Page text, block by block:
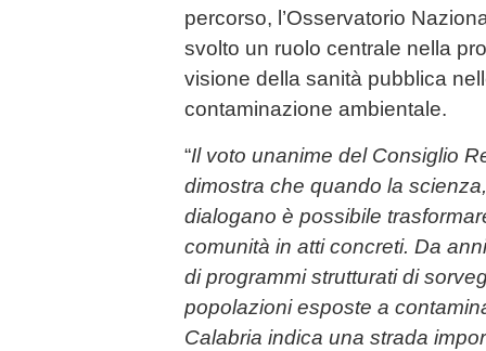
percorso, l’Osservatorio
svolto un ruolo centrale nella
visione della sanità pubblica
contaminazione ambientale.
“Il voto unanime del Consiglio
dimostra che quando la
dialogano è possibile
comunità in atti concreti. Da
di programmi strutturati di
popolazioni esposte a
Calabria indica una strada